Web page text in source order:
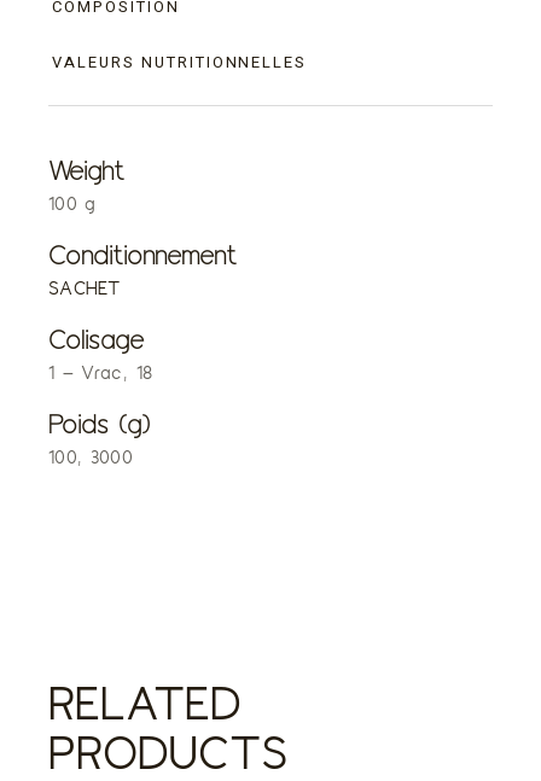
COMPOSITION
VALEURS NUTRITIONNELLES
Weight
100 g
Conditionnement
SACHET
Colisage
1 – Vrac, 18
Poids (g)
100, 3000
RELATED
PRODUCTS